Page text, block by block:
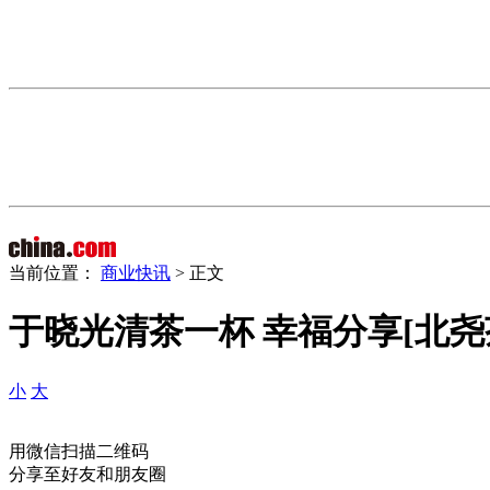
当前位置： 商业快讯 > 正文
于晓光清茶一杯 幸福分享[北
小 大
用微信扫描二维码
分享至好友和朋友圈